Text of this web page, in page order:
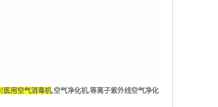
医用空气消毒机,空气净化机,等离子紫外线空气净化